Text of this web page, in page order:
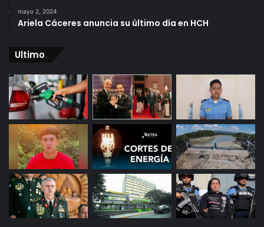
mayo 2, 2024
Ariela Cáceres anuncia su último día en HCH
Ultimo